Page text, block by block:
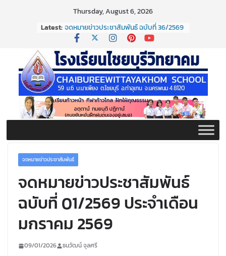
Thursday, August 6, 2026
Latest: จดหมายข่าวประชาสัมพันธ์ ฉบับที่ 36/2569
ประจำเดือนมิถุนายน 2569
กิจกรรมวันสุนทรภู่ ประจำปี ๒๕๖๙
จดหมายข่าวประชาสัมพันธ์ ฉบับที่ 38/2569
ประจำเดือนมิถุนายน 2569
จดหมายข่าวประชาสัมพันธ์ ฉบับที่ 37/2569
ประจำเดือนมิถุนายน 2569
จดหมายข่าวประชาสัมพันธ์
จดหมายข่าวประชาสัมพันธ์
ฉบับที่ 01/2569 ประจำเดือน
มกราคม 2569
09/01/2026 ธนวัฒน์ จุลศรี